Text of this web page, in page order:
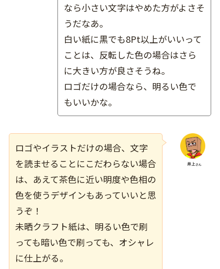
なら小さい文字はやめた方がよさそ
うだなあ。
白い紙に黒でも8Pt以上がいいって
ことは、反転した色の場合はさら
に大きい方が良さそうね。
ロゴだけの場合なら、明るい色で
もいいかな。
ロゴやイラストだけの場合、 文字
を読ませることにこだわらない場合
は、あえて茶色に近い明度や色相の
色を使うデザインもあっていいと思
うぞ！
未晒クラフト紙は、明るい色で刷
っても暗い色で刷っても、オシャレ
に仕上がる。